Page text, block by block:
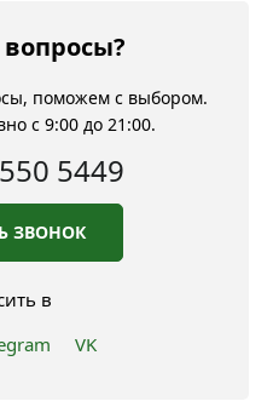
поможем с выбором.
с 9:00 до 21:00.
5449
ЗВОНОК
в
VK